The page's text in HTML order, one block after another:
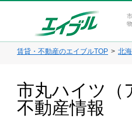
賃貸・不動産のエイブルTOP 北
市丸ハイツ（
不動産情報